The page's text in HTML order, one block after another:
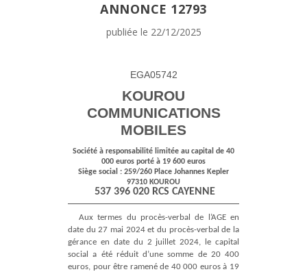
ANNONCE 12793
publiée le 22/12/2025
EGA05742
KOUROU
COMMUNICATIONS
MOBILES
Société à responsabilité limitée au capital de 40
000 euros porté à 19 600 euros
Siège social : 259/260 Place Johannes Kepler
97310 KOUROU
537 396 020 RCS CAYENNE
Aux termes du procès-verbal de l’AGE en
date du 27 mai 2024 et du procès-verbal de la
gérance en date du 2 juillet 2024, le capital
social a été réduit d’une somme de 20 400
euros, pour être ramené de 40 000 euros à 19